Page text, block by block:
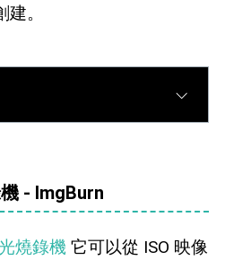
。
- ImgBurn
燒錄機 它可以從 ISO 映像